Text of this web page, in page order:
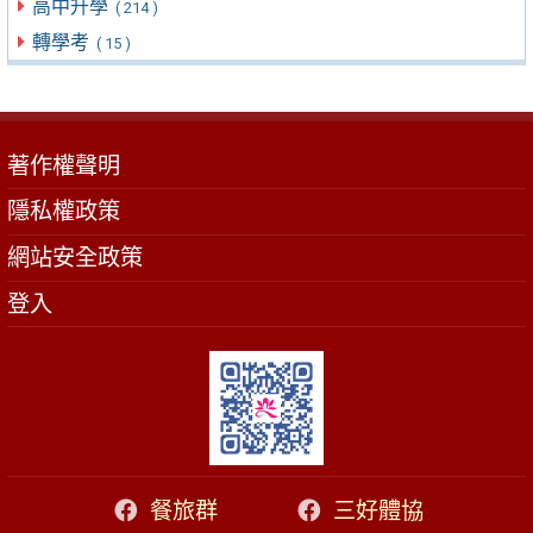
高中升學 ( 214 )
轉學考 ( 15 )
著作權聲明
隱私權政策
網站安全政策
登入
餐旅群 三好體協